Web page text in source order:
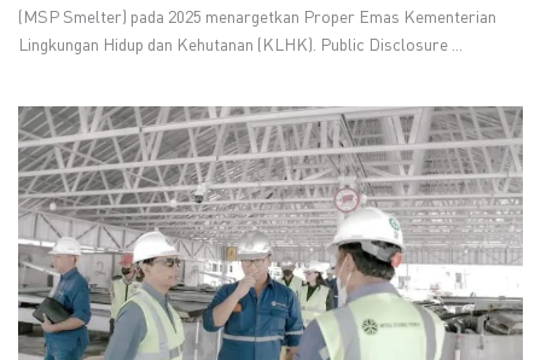
(MSP Smelter) pada 2025 menargetkan Proper Emas Kementerian
Lingkungan Hidup dan Kehutanan (KLHK). Public Disclosure ...